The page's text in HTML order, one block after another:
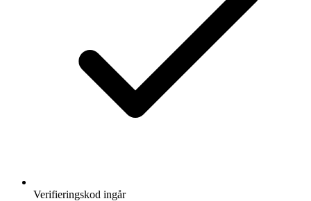
Verifieringskod ingår